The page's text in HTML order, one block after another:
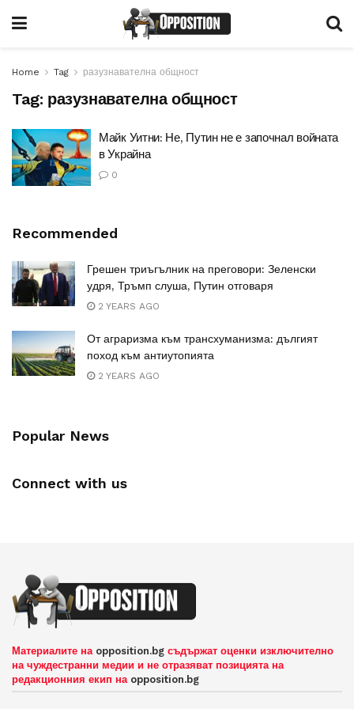
Home Tag разузнавателна общност
Tag: разузнавателна общност
Майк Уитни: Не, Путин не е започнал войната
в Украйна
0
Recommended
Грешен триъгълник на преговори: Зеленски
удря, Тръмп слуша, Путин отговаря
2 YEARS AGO
От аграризма към трансхуманизма: дългият
поход към антиутопията
2 YEARS AGO
Popular News
Connect with us
Материалите на opposition.bg съдържат оценки изключително
на чуждестранни медии и не отразяват позицията на
редакционния екип на opposition.bg